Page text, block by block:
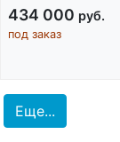
434 000 руб.
под заказ
Еще...